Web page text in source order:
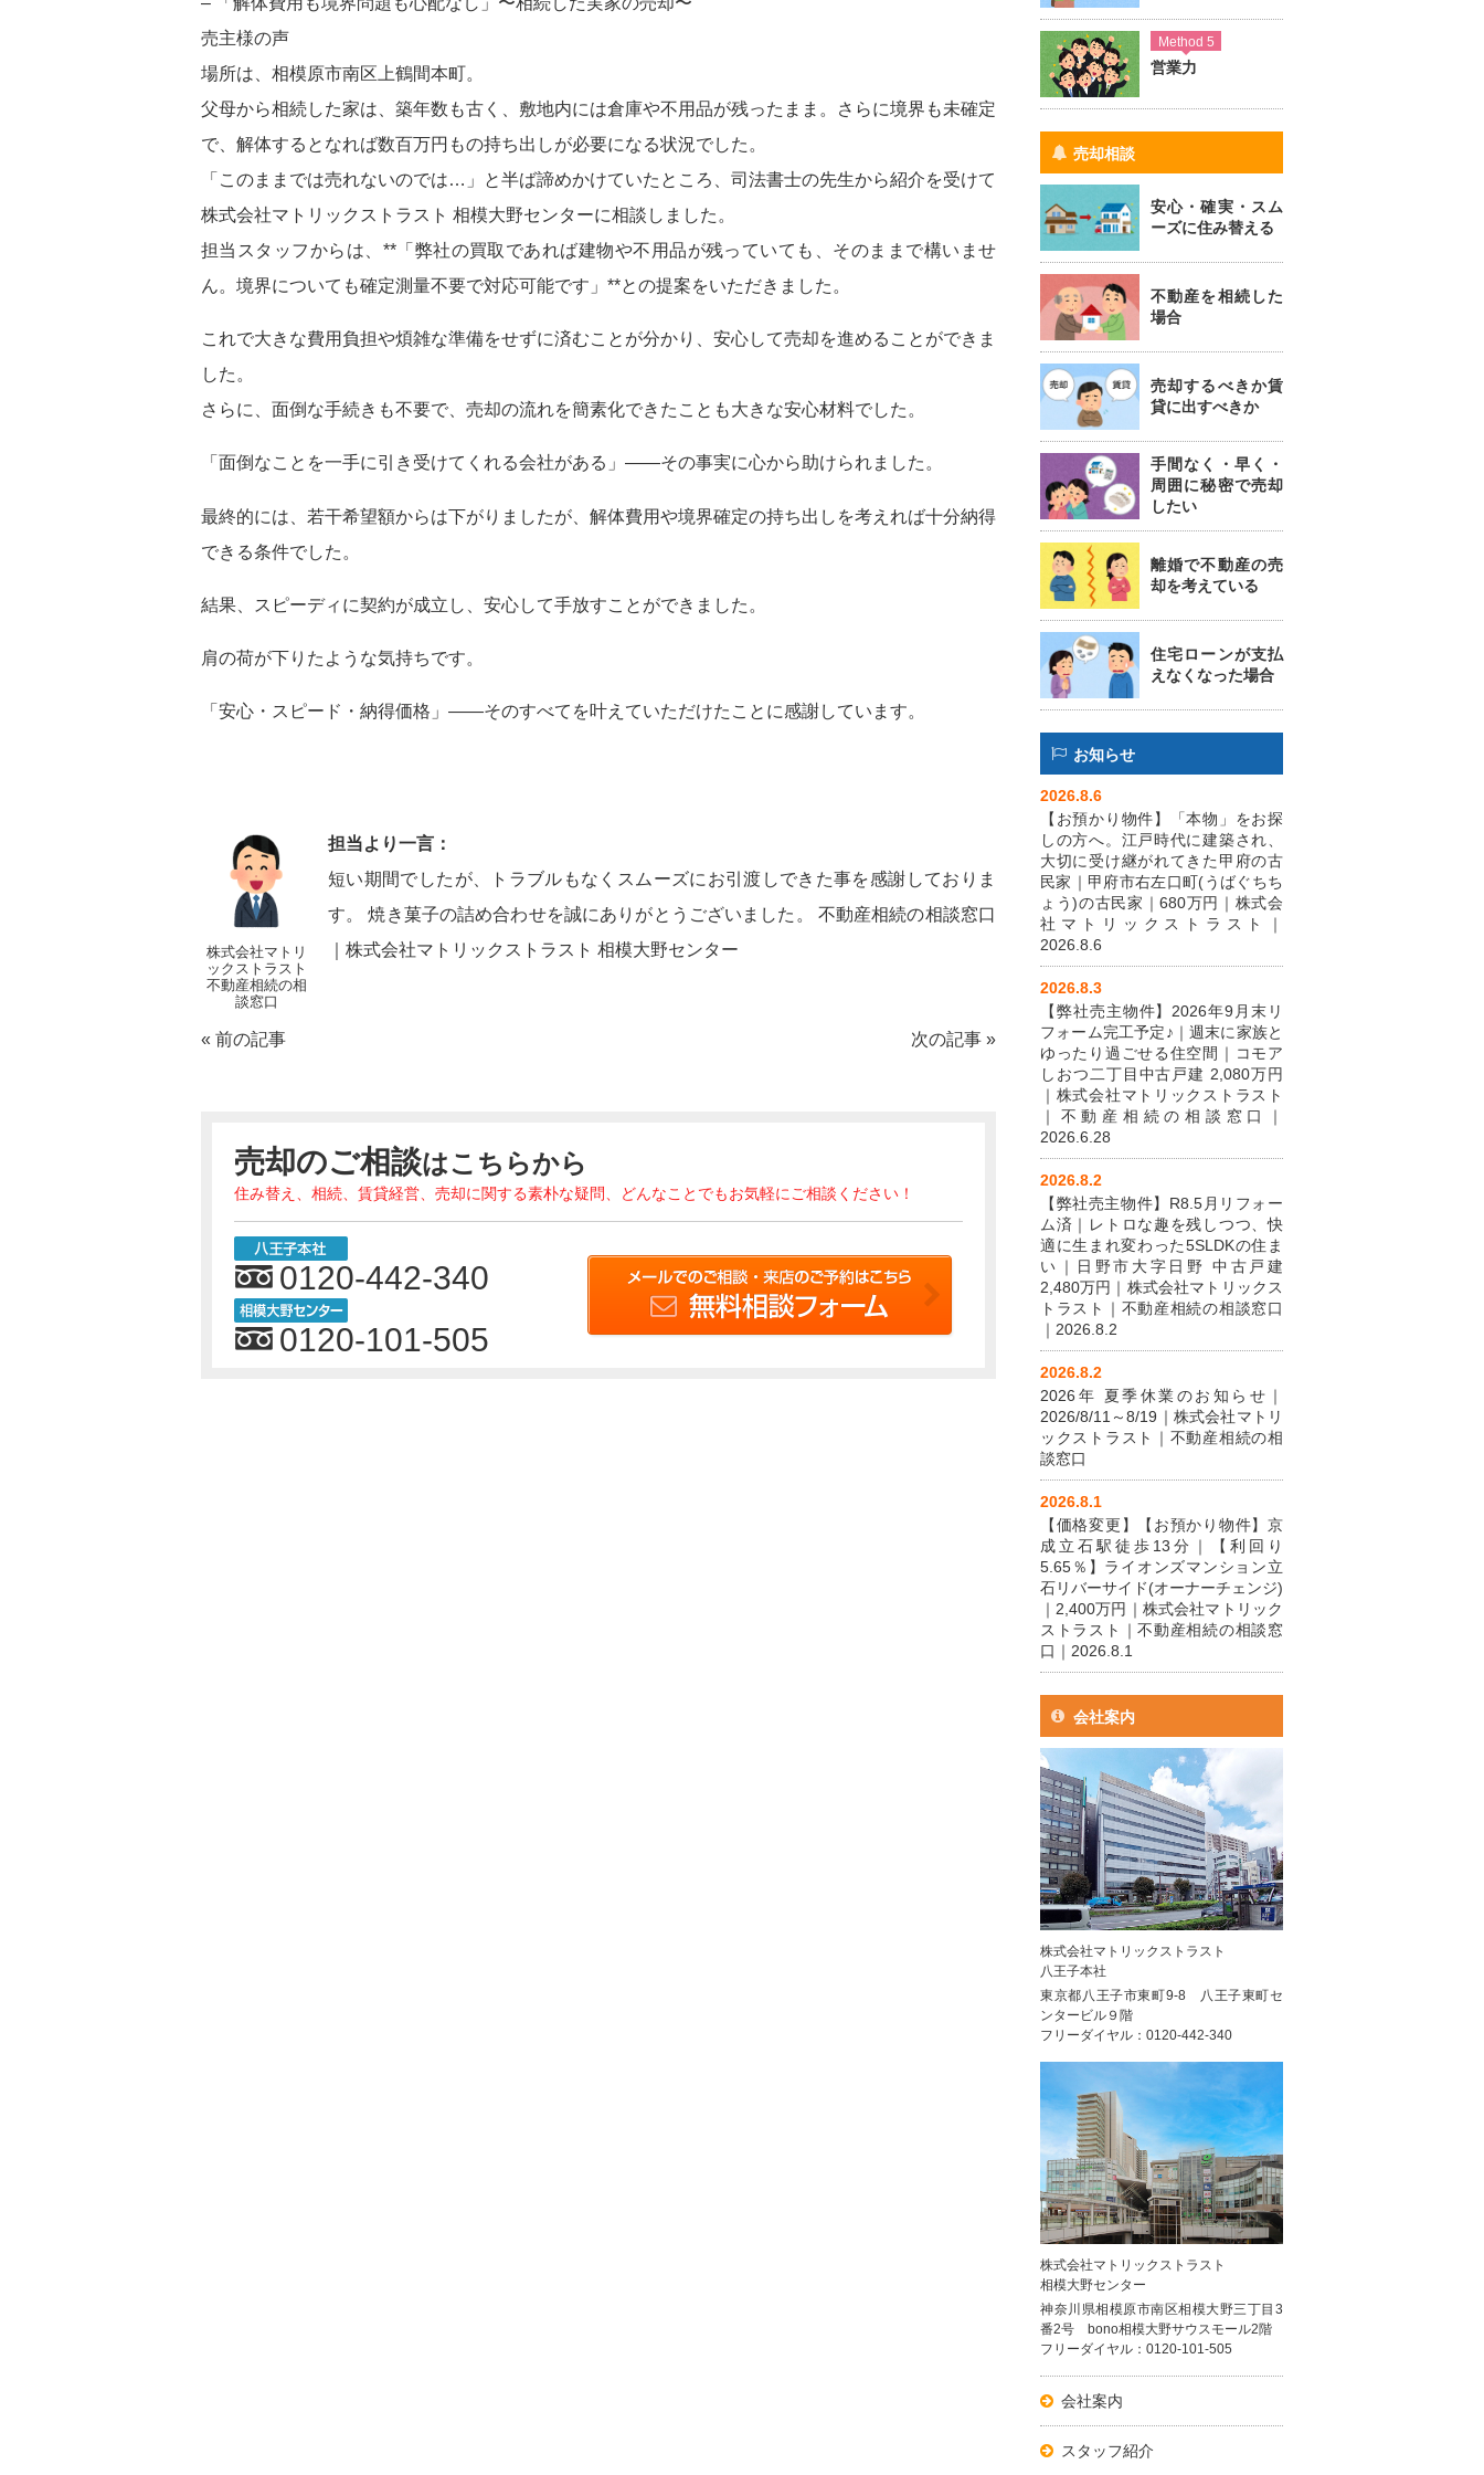
売主様の声
場所は、相模原市南区上鶴間本町。
父母から相続した家は、築年数も古く、敷地内には倉庫や不用品が残ったまま。さらに境界も未確定
で、解体するとなれば数百万円もの持ち出しが必要になる状況でした。
「このままでは売れないのでは…」と半ば諦めかけていたところ、司法書士の先生から紹介を受けて
株式会社マトリックストラスト 相模大野センターに相談しました。
担当スタッフからは、**「弊社の買取であれば建物や不用品が残っていても、そのままで構いませ
ん。境界についても確定測量不要で対応可能です」**との提案をいただきました。
これで大きな費用負担や煩雑な準備をせずに済むことが分かり、安心して売却を進めることができま
した。
さらに、面倒な手続きも不要で、売却の流れを簡素化できたことも大きな安心材料でした。
「面倒なことを一手に引き受けてくれる会社がある」――その事実に心から助けられました。
最終的には、若干希望額からは下がりましたが、解体費用や境界確定の持ち出しを考えれば十分納得
できる条件でした。
結果、スピーディに契約が成立し、安心して手放すことができました。
肩の荷が下りたような気持ちです。
「安心・スピード・納得価格」――そのすべてを叶えていただけたことに感謝しています。
株式会社マトリ
ックストラスト
不動産相続の相
談窓口
担当より一言：
短い期間でしたが、トラブルもなくスムーズにお引渡しできた事を感謝しておりま
す。 焼き菓子の詰め合わせを誠にありがとうございました。 不動産相続の相談窓口
｜株式会社マトリックストラスト 相模大野センター
« 前の記事 次の記事 »
売却のご相談はこちらから
住み替え、相続、賃貸経営、売却に関する素朴な疑問、どんなことでもお気軽にご相談ください！
0120-442-340
0120-101-505
Method 5
営業力
売却相談
安心・確実・スム
ーズに住み替える
不動産を相続した
場合
売却するべきか賃
貸に出すべきか
手間なく・早く・
周囲に秘密で売却
したい
離婚で不動産の売
却を考えている
住宅ローンが支払
えなくなった場合
お知らせ
2026.8.6
【お預かり物件】「本物」をお探
しの方へ。江戸時代に建築され、
大切に受け継がれてきた甲府の古
民家｜甲府市右左口町(うばぐちち
ょう)の古民家｜680万円｜株式会
社マトリックストラスト｜
2026.8.6
2026.8.3
【弊社売主物件】2026年9月末リ
フォーム完工予定♪｜週末に家族と
ゆったり過ごせる住空間｜コモア
しおつ二丁目中古戸建 2,080万円
｜株式会社マトリックストラスト
｜不動産相続の相談窓口｜
2026.6.28
2026.8.2
【弊社売主物件】R8.5月リフォー
ム済｜レトロな趣を残しつつ、快
適に生まれ変わった5SLDKの住ま
い｜日野市大字日野 中古戸建
2,480万円｜株式会社マトリックス
トラスト｜不動産相続の相談窓口
｜2026.8.2
2026.8.2
2026年 夏季休業のお知らせ｜
2026/8/11～8/19｜株式会社マトリ
ックストラスト｜不動産相続の相
談窓口
2026.8.1
【価格変更】【お預かり物件】京
成立石駅徒歩13分｜【利回り
5.65％】ライオンズマンション立
石リバーサイド(オーナーチェンジ)
｜2,400万円｜株式会社マトリック
ストラスト｜不動産相続の相談窓
口｜2026.8.1
会社案内
株式会社マトリックストラスト
八王子本社
東京都八王子市東町9-8 八王子東町セ
ンタービル９階
フリーダイヤル：0120-442-340
株式会社マトリックストラスト
相模大野センター
神奈川県相模原市南区相模大野三丁目3
番2号 bono相模大野サウスモール2階
フリーダイヤル：0120-101-505
会社案内
スタッフ紹介